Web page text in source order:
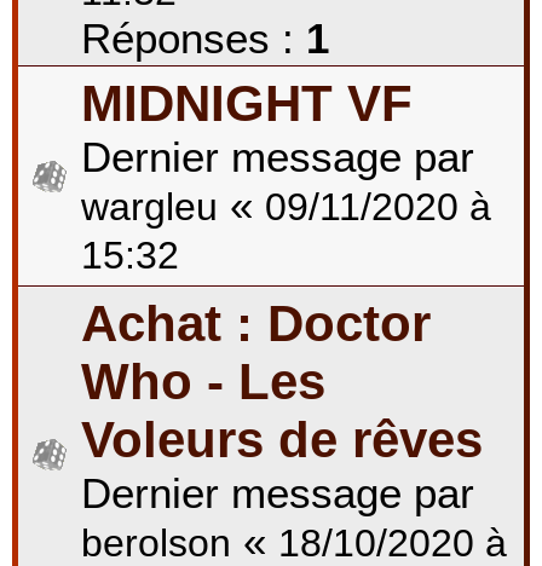
Réponses : 1
MIDNIGHT VF
Dernier message par
wargleu « 09/11/2020 à
15:32
Achat : Doctor
Who - Les
Voleurs de rêves
Dernier message par
berolson « 18/10/2020 à